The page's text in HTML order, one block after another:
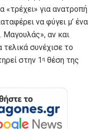
«τρέχει» για ανατροπή
να φύγει μ’ ένα
αν και
συνέχισε το
στην 1 η θέση της